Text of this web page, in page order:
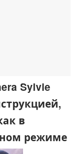
Sylvie
в
режиме